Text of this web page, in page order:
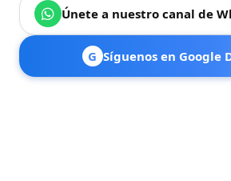
Únete a nuestro canal de
G Síguenos en Google